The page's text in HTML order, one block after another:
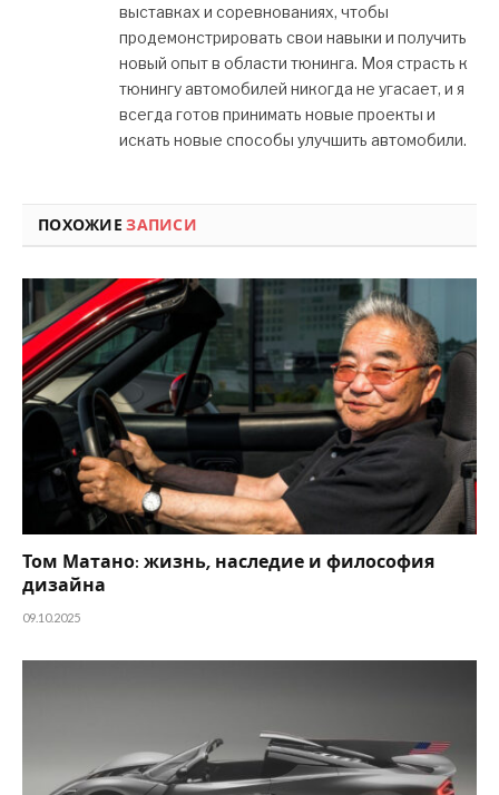
выставках и соревнованиях, чтобы
продемонстрировать свои навыки и получить
новый опыт в области тюнинга. Моя страсть к
тюнингу автомобилей никогда не угасает, и я
всегда готов принимать новые проекты и
искать новые способы улучшить автомобили.
ПОХОЖИЕЗАПИСИ
Том Матано: жизнь, наследие и философия
дизайна
09.10.2025